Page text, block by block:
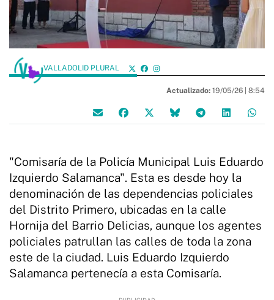
VALLADOLID PLURAL
Actualizado: 19/05/26 | 8:54
"Comisaría de la Policía Municipal Luis Eduardo
Izquierdo Salamanca". Esta es desde hoy la
denominación de las dependencias policiales
del Distrito Primero, ubicadas en la calle
Hornija del Barrio Delicias, aunque los agentes
policiales patrullan las calles de toda la zona
este de la ciudad. Luis Eduardo Izquierdo
Salamanca pertenecía a esta Comisaría.